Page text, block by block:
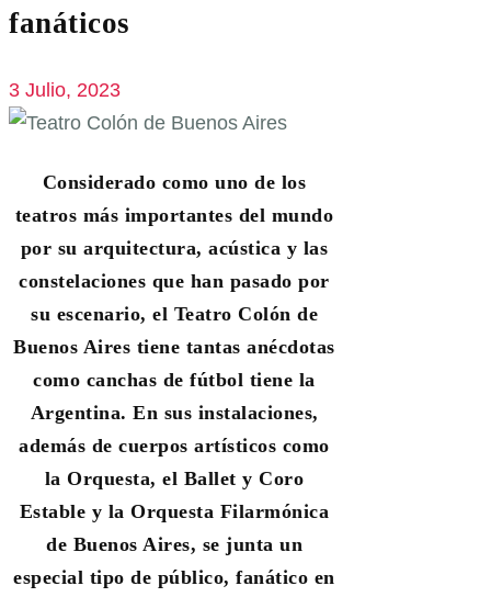
fanáticos
3 Julio, 2023
Considerado como uno de los
teatros más importantes del mundo
por su arquitectura, acústica y las
constelaciones que han pasado por
su escenario, el Teatro Colón de
Buenos Aires tiene tantas anécdotas
como canchas de fútbol tiene la
Argentina. En sus instalaciones,
además de cuerpos artísticos como
la Orquesta, el Ballet y Coro
Estable y la Orquesta Filarmónica
de Buenos Aires, se junta un
especial tipo de público, fanático en